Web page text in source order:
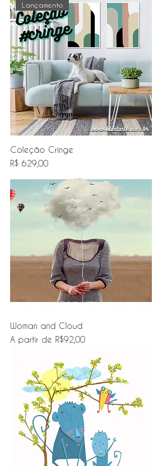
Lançamento
Coleção Cringe
Preço
R$ 629,00
Woman and Cloud
A partir de R$92,00
Preço promocional